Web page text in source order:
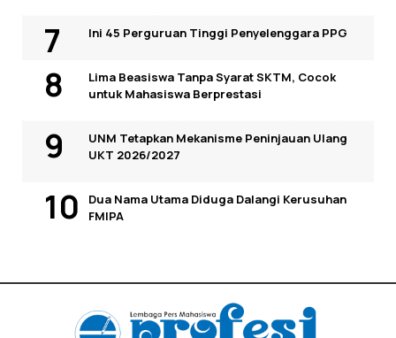
Ini 45 Perguruan Tinggi Penyelenggara PPG
Lima Beasiswa Tanpa Syarat SKTM, Cocok
untuk Mahasiswa Berprestasi
UNM Tetapkan Mekanisme Peninjauan Ulang
UKT 2026/2027
Dua Nama Utama Diduga Dalangi Kerusuhan
FMIPA